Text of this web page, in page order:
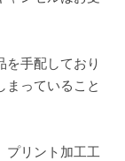
手配しており
まっていること
プリント加工工